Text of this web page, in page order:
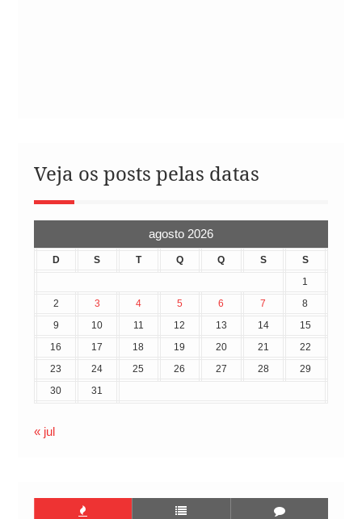
Veja os posts pelas datas
agosto 2026
D S T Q Q S
S
1
2
3 4 5 6 7
8
9
10 11 12 13 14
15
16
17 18 19 20 21
22
23
24 25 26 27 28
29
30
31
« jul